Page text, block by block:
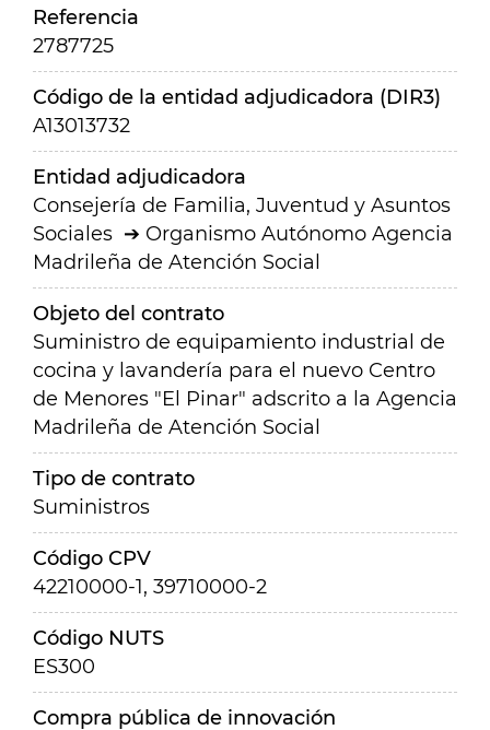
Referencia
2787725
Código de la entidad adjudicadora (DIR3)
A13013732
Entidad adjudicadora
Consejería de Familia, Juventud y Asuntos
Sociales
Organismo Autónomo Agencia
Madrileña de Atención Social
Objeto del contrato
Suministro de equipamiento industrial de
cocina y lavandería para el nuevo Centro
de Menores "El Pinar" adscrito a la Agencia
Madrileña de Atención Social
Tipo de contrato
Suministros
Código CPV
42210000-1, 39710000-2
Código NUTS
ES300
Compra pública de innovación